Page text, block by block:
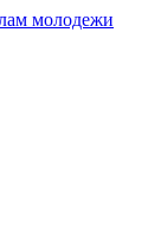
молодежи